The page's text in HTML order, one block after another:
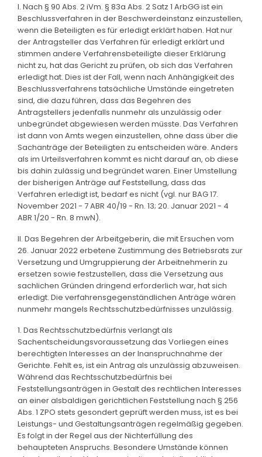
I. Nach § 90 Abs. 2 iVm. § 83a Abs. 2 Satz 1 ArbGG ist ein
Beschlussverfahren in der Beschwerdeinstanz einzustellen,
wenn die Beteiligten es für erledigt erklärt haben. Hat nur
der Antragsteller das Verfahren für erledigt erklärt und
stimmen andere Verfahrensbeteiligte dieser Erklärung
nicht zu, hat das Gericht zu prüfen, ob sich das Verfahren
erledigt hat. Dies ist der Fall, wenn nach Anhängigkeit des
Beschlussverfahrens tatsächliche Umstände eingetreten
sind, die dazu führen, dass das Begehren des
Antragstellers jedenfalls nunmehr als unzulässig oder
unbegründet abgewiesen werden müsste. Das Verfahren
ist dann von Amts wegen einzustellen, ohne dass über die
Sachanträge der Beteiligten zu entscheiden wäre. Anders
als im Urteilsverfahren kommt es nicht darauf an, ob diese
bis dahin zulässig und begründet waren. Einer Umstellung
der bisherigen Anträge auf Feststellung, dass das
Verfahren erledigt ist, bedarf es nicht (vgl. nur BAG 17.
November 2021 - 7 ABR 40/19 - Rn. 13; 20. Januar 2021 - 4
ABR 1/20 - Rn. 8 mwN).
II. Das Begehren der Arbeitgeberin, die mit Ersuchen vom
26. Januar 2022 erbetene Zustimmung des Betriebsrats zur
Versetzung und Umgruppierung der Arbeitnehmerin zu
ersetzen sowie festzustellen, dass die Versetzung aus
sachlichen Gründen dringend erforderlich war, hat sich
erledigt. Die verfahrensgegenständlichen Anträge wären
nunmehr mangels Rechtsschutzbedürfnisses unzulässig.
1. Das Rechtsschutzbedürfnis verlangt als
Sachentscheidungsvoraussetzung das Vorliegen eines
berechtigten Interesses an der Inanspruchnahme der
Gerichte. Fehlt es, ist ein Antrag als unzulässig abzuweisen.
Während das Rechtsschutzbedürfnis bei
Feststellungsanträgen in Gestalt des rechtlichen Interesses
an einer alsbaldigen gerichtlichen Feststellung nach § 256
Abs. 1 ZPO stets gesondert geprüft werden muss, ist es bei
Leistungs- und Gestaltungsanträgen regelmäßig gegeben.
Es folgt in der Regel aus der Nichterfüllung des
behaupteten Anspruchs. Besondere Umstände können